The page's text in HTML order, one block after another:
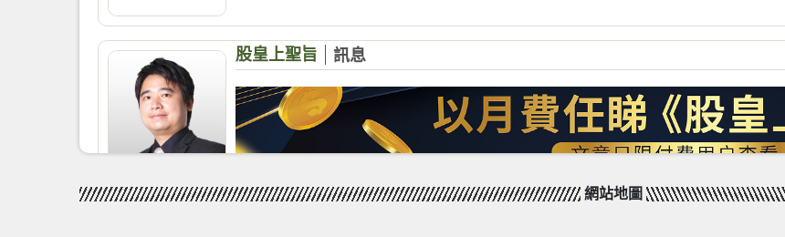
📈碎股買賣美股、一鍵投資於多達15個投資主題下的美股
🔒銀行級安全標準與合規保障下安心交易加密貨幣
💰銀行服務＋投資，一app全包，港元/美元轉換隨心隨意
【 新投資客戶萬試萬「零」！^*✨】
Mox Invest 新客戶尊享 「零」負擔投資！😎無論係買入股票、加密
認購費歸0^*，助你0成本輕鬆入市！
由即日起至9月30日，只要你係 Mox Invest新客戶，成功開立投資戶口
💰股票買入佣金── 零收費！^
💰基金認購費用── 零收費！*
股皇上聖旨 訊息
天下第二倉
07/08 交易記錄
網站地圖